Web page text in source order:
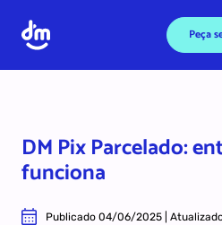
Peça
DM Pix Parcelado:
funciona
Publicado 04/06/2025 |